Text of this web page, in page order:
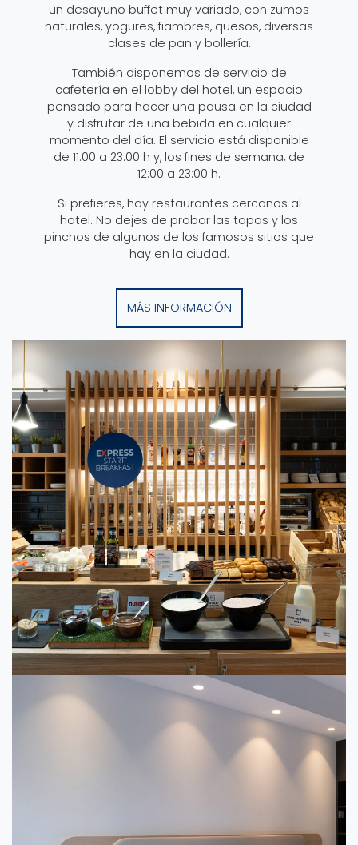
un desayuno buffet muy variado, con zumos
naturales, yogures, fiambres, quesos, diversas
clases de pan y bollería.
También disponemos de servicio de
cafetería en el lobby del hotel, un espacio
pensado para hacer una pausa en la ciudad
y disfrutar de una bebida en cualquier
momento del día. El servicio está disponible
de 11:00 a 23:00 h y, los fines de semana, de
12:00 a 23:00 h.
Si prefieres, hay restaurantes cercanos al
hotel. No dejes de probar las tapas y los
pinchos de algunos de los famosos sitios que
hay en la ciudad.
MÁS INFORMACIÓN